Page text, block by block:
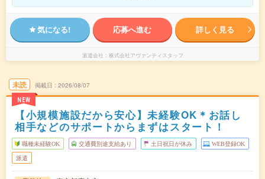
気になる! 応募へ進む 詳しく見る
派遣会社 株式会社アヴァンティスタッフ
未読
NEW
掲載日 2026/08/07
【小規模施設だから安心】未経験OK＊お話し
相手などのサポートからまずはスタート！
職種未経験OK 交通費別途支給あり 土日祝日が休み WEB登録OK
派遣